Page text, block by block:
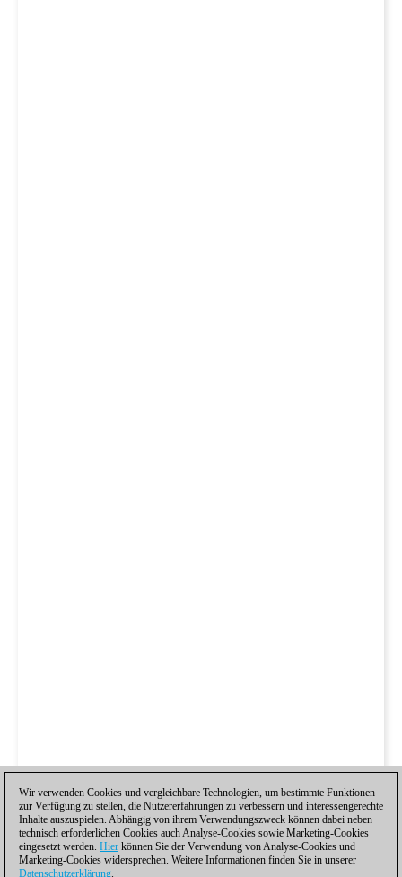
Wir verwenden Cookies und vergleichbare Technologien, um bestimmte Funktionen
zur Verfügung zu stellen, die Nutzererfahrungen zu verbessern und interessengerechte
Inhalte auszuspielen. Abhängig von ihrem Verwendungszweck können dabei neben
technisch erforderlichen Cookies auch Analyse-Cookies sowie Marketing-Cookies
eingesetzt werden. Hier können Sie der Verwendung von Analyse-Cookies und
Marketing-Cookies widersprechen. Weitere Informationen finden Sie in unserer
Datenschutzerklärung.